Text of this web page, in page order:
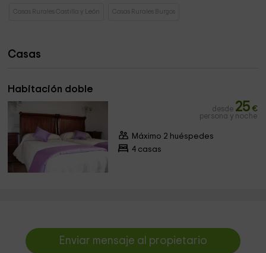
Casas Rurales Castilla y León Casas Rurales Burgos
Casas
Habitación doble
desde 25 €
persona y noche
Máximo 2 huéspedes
4 casas
Enviar mensaje al propietario